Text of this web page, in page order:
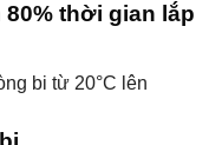
thời gian lắp
bi từ 20°C lên